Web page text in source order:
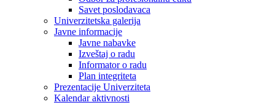
Savet poslodavaca
Univerzitetska galerija
Javne informacije
Javne nabavke
Izveštaj o radu
Informator o radu
Plan integriteta
Prezentacije Univerziteta
Kalendar aktivnosti